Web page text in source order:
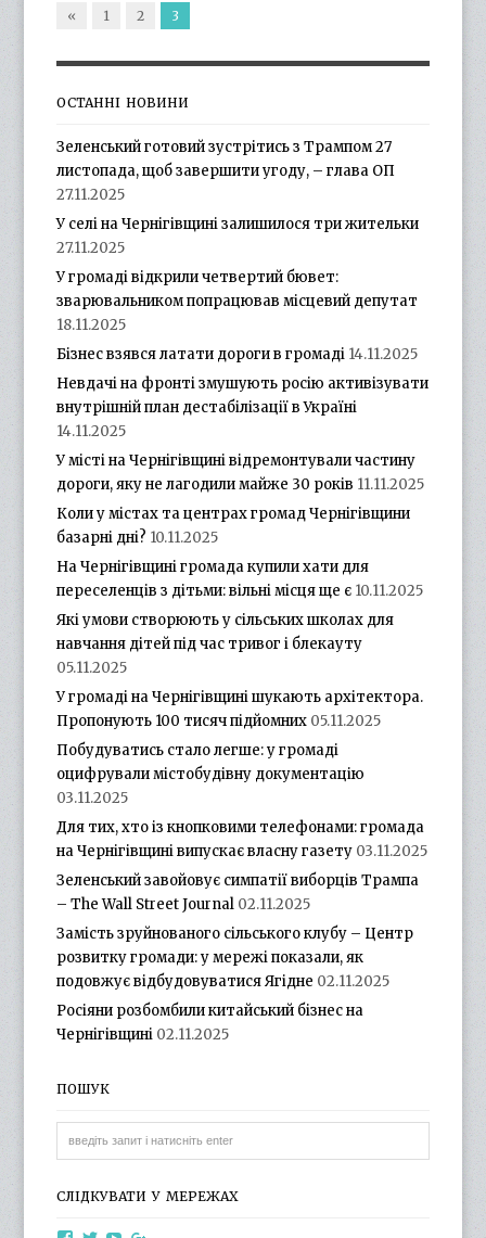
« 1 2 3
ОСТАННІ НОВИНИ
Зеленський готовий зустрітись з Трампом 27
листопада, щоб завершити угоду, – глава ОП
27.11.2025
У селі на Чернігівщині залишилося три жительки
27.11.2025
У громаді відкрили четвертий бювет:
зварювальником попрацював місцевий депутат
18.11.2025
Бізнес взявся латати дороги в громаді 14.11.2025
Невдачі на фронті змушують росію активізувати
внутрішній план дестабілізації в Україні
14.11.2025
У місті на Чернігівщині відремонтували частину
дороги, яку не лагодили майже 30 років 11.11.2025
Коли у містах та центрах громад Чернігівщини
базарні дні? 10.11.2025
На Чернігівщині громада купили хати для
переселенців з дітьми: вільні місця ще є 10.11.2025
Які умови створюють у сільських школах для
навчання дітей під час тривог і блекауту
05.11.2025
У громаді на Чернігівщині шукають архітектора.
Пропонують 100 тисяч підйомних 05.11.2025
Побудуватись стало легше: у громаді
оцифрували містобудівну документацію
03.11.2025
Для тих, хто із кнопковими телефонами: громада
на Чернігівщині випускає власну газету 03.11.2025
Зеленський завойовує симпатії виборців Трампа
– The Wall Street Journal 02.11.2025
Замість зруйнованого сільського клубу – Центр
розвитку громади: у мережі показали, як
подовжує відбудовуватися Ягідне 02.11.2025
Росіяни розбомбили китайський бізнес на
Чернігівщині 02.11.2025
ПОШУК
СЛІДКУВАТИ У МЕРЕЖАХ